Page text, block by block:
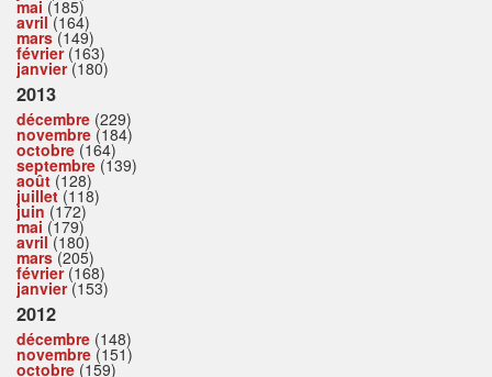
mai (185)
avril(164)
mars(149)
février(163)
janvier(180)
2013
décembre (229)
novembre (184)
octobre (164)
septembre (139)
août (128)
juillet(118)
juin (172)
mai (179)
avril(180)
mars(205)
février(168)
janvier(153)
2012
décembre (148)
novembre (151)
octobre (159)